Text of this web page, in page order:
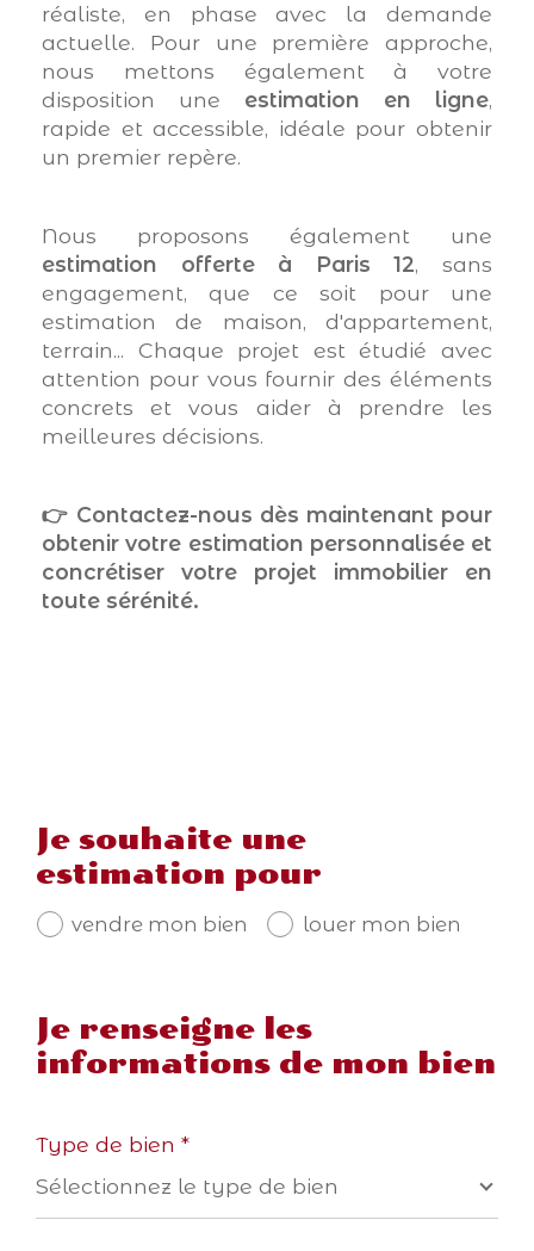
réaliste, en phase avec la demande
actuelle. Pour une première approche,
nous mettons également à votre
disposition une estimation en ligne,
rapide et accessible, idéale pour obtenir
un premier repère.
Nous proposons également une
estimation offerte à Paris 12, sans
engagement, que ce soit pour une
estimation de maison, d'appartement,
terrain... Chaque projet est étudié avec
attention pour vous fournir des éléments
concrets et vous aider à prendre les
meilleures décisions.
👉 Contactez-nous dès maintenant pour
obtenir votre estimation personnalisée et
concrétiser votre projet immobilier en
toute sérénité.
Je souhaite une
estimation pour
vendre mon bien louer mon bien
Je renseigne les
informations de mon bien
Type de bien *
Sélectionnez le type de bien